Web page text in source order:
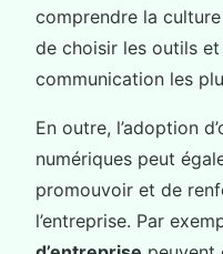
comprendre la
de choisir les outils
communication les
En outre, l’adoption
numériques peut
promouvoir et de
l’entreprise. Par